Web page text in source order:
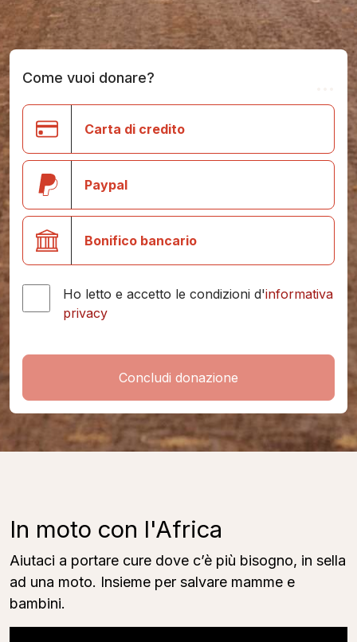
Come vuoi donare?
Carta di credito
Paypal
Bonifico bancario
Ho letto e accetto le condizioni d'informativa
privacy
Concludi donazione
In moto con l'Africa
Aiutaci a portare cure dove c’è più bisogno, in sella
ad una moto. Insieme per salvare mamme e
bambini.